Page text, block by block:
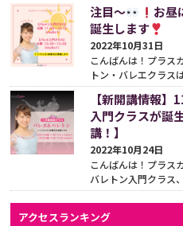
きをみる
注目〜
お昼
誕生します
2022年10月31日
こんばんは！プラス
トン・バレエクラス
11月より新しくお昼
続きをみる
【新開講情報
入門クラスが誕
講！】
2022年10月24日
こんばんは！プラス
バレトン入門クラス
間に登場します
きをみる
アクセスランキング